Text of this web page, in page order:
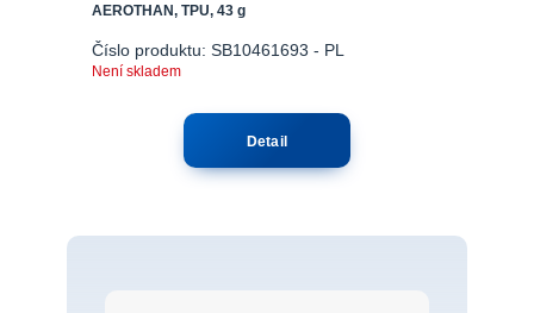
AEROTHAN, TPU, 43 g
Číslo produktu: SB10461693 - PL
Není skladem
Detail